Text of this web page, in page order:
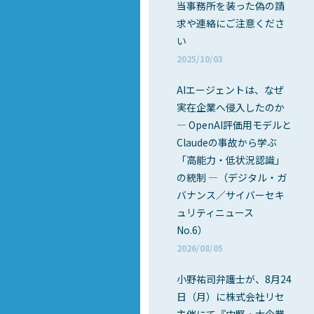
当事務所を装った偽の請
求や連絡にご注意くださ
い
2025/10/03
AIエージェントは、なぜ
実在企業へ侵入したのか
― OpenAI評価用モデルと
Claudeの事故から学ぶ
「高能力・低状況認識」
の統制 ―（デジタル・ガ
バナンス／サイバーセキ
ュリティニュース
No.6）
2026/08/05
小野祐司弁護士が、8月24
日（月）に株式会社リセ